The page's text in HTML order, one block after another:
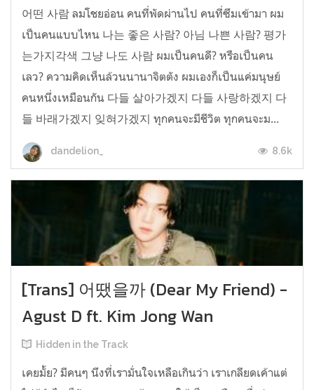
어떤 사람 ลมโชยอ่อน คนที่พัดผ่านไป คนที่ซึมเข้ามา ผม
เป็นคนแบบไหน 나는 좋은 사람? 아님 나쁜 사람? 평가
는가지각색 그냥 나도 사람 ผมเป็นคนดี? หรือเป็นคน
เลว? ความคิดเห็นล้วนนานาจิตตัง ผมเองก็เป็นแค่มนุษย์
คนหนึ่งเหมือนกัน 다들 살아가겠지 다들 사랑하겠지 다
들 바래가겠지 잊혀가겠지 ทุกคนจะมีชีวิต ทุกคนจะม...
dandelion_ 8.6k
[Trans] 어땠을까 (Dear My Friend) -
Agust D ft. Kim Jong Wan
Hidden in the Track
เคยมั้ย? มีคนๆ นึงที่เรามั่นใจเหลือเกินว่า เราเกลียดเค้าแต่